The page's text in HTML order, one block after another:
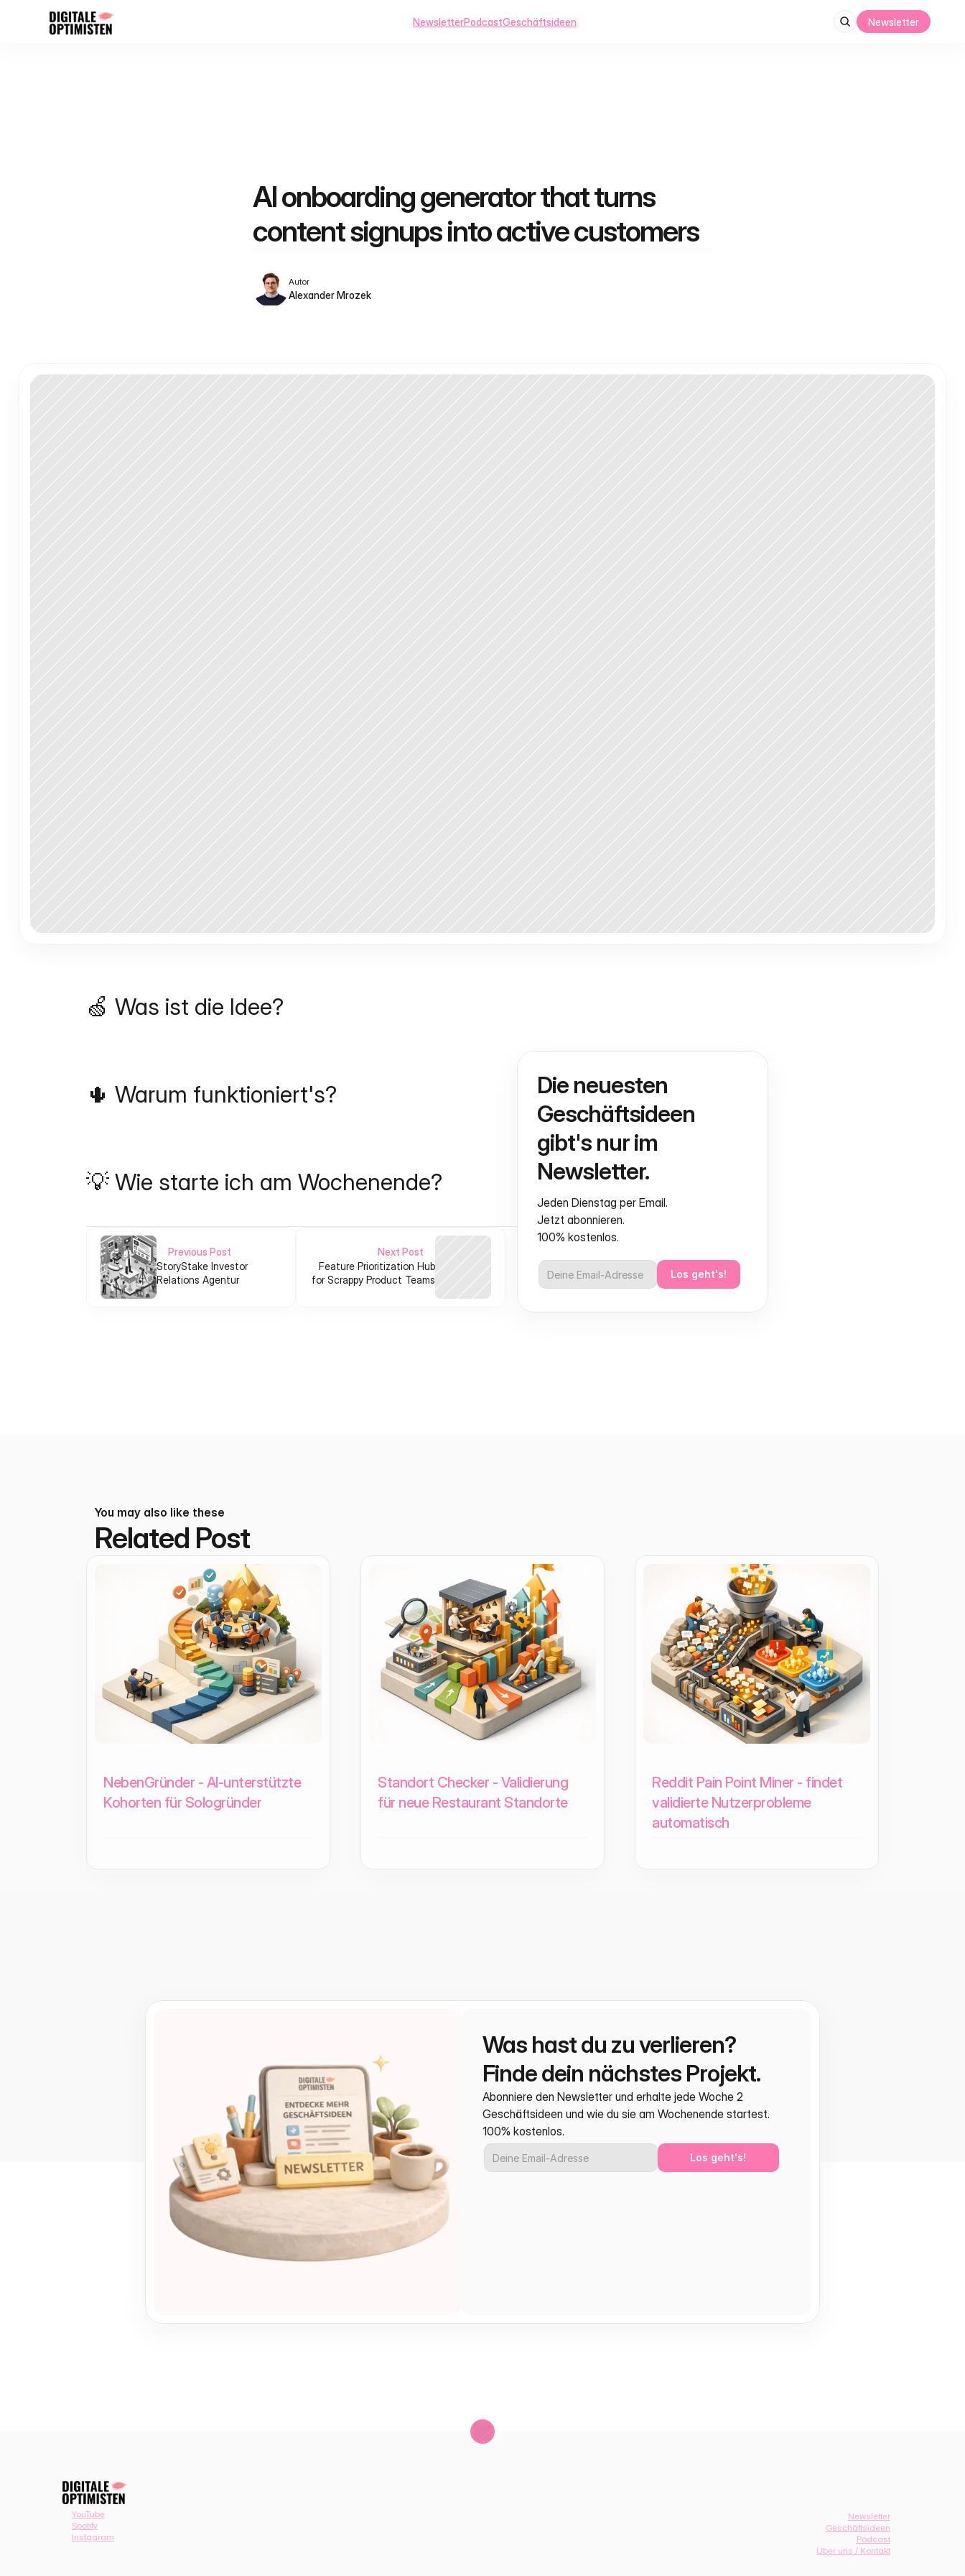
NewsletterPodcastGeschäftsideen Newsletter
AI onboarding generator that turns
content signups into active customers
Autor
Alexander Mrozek
🍏 Was ist die Idee?
🌵 Warum funktioniert's?
💡 Wie starte ich am Wochenende?
Previous Post
StoryStake Investor
Relations Agentur
Next Post
Feature Prioritization Hub
for Scrappy Product Teams
Die neuesten
Geschäftsideen
gibt's nur im
Newsletter.
Jeden Dienstag per Email.
Jetzt abonnieren.
100% kostenlos.
Los geht's!
You may also like these
Related Post
NebenGründer - AI-unterstützte
Kohorten für Sologründer
Standort Checker - Validierung
für neue Restaurant Standorte
Reddit Pain Point Miner - findet
validierte Nutzerprobleme
automatisch
Was hast du zu verlieren?
Finde dein nächstes Projekt.
Abonniere den Newsletter und erhalte jede Woche 2
Geschäftsideen und wie du sie am Wochenende startest.
100% kostenlos.
Los geht's!
YouTube
Spotify
Instagram
Newsletter
Geschäftsideen
Podcast
Über uns / Kontakt